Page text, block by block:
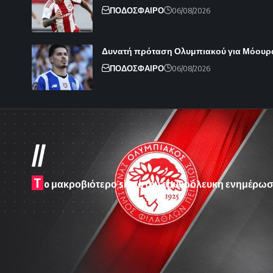
ΠΟΔΟΣΦΑΙΡΟ 06/08/2026
Δυνατή πρόταση Ολυμπιακού για
ΠΟΔΟΣΦΑΙΡΟ 06/08/2026
//
T o μακροβιότερο site στην ερυθρόλευκη